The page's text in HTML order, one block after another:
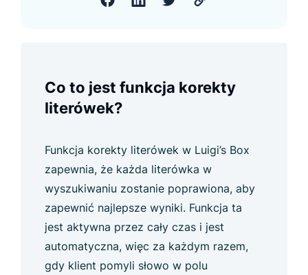
Co to jest funkcja korekty
literówek?
Funkcja korekty literówek w Luigi’s Box
zapewnia, że każda literówka w
wyszukiwaniu zostanie poprawiona, aby
zapewnić najlepsze wyniki. Funkcja ta
jest aktywna przez cały czas i jest
automatyczna, więc za każdym razem,
gdy klient pomyli słowo w polu